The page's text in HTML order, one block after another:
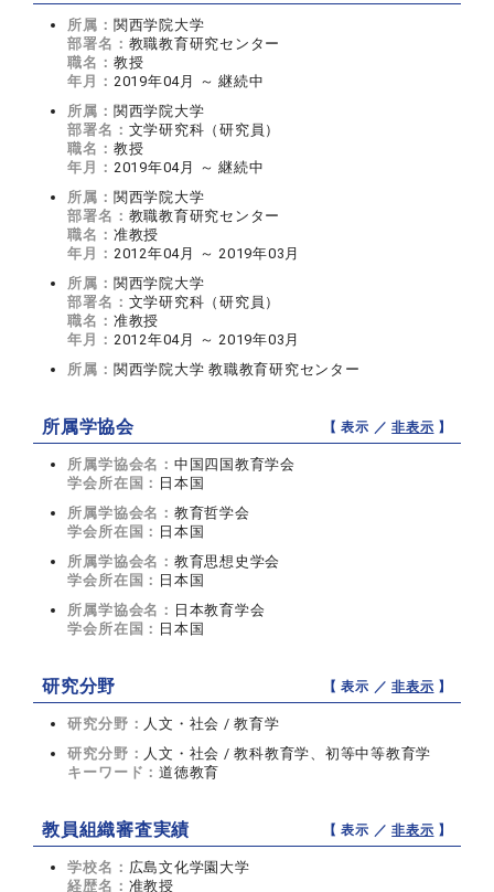
所属： 関西学院大学
部署名： 教職教育研究センター
職名： 教授
年月： 2019年04月 ～ 継続中
所属： 関西学院大学
部署名： 文学研究科（研究員）
職名： 教授
年月： 2019年04月 ～ 継続中
所属： 関西学院大学
部署名： 教職教育研究センター
職名： 准教授
年月： 2012年04月 ～ 2019年03月
所属： 関西学院大学
部署名： 文学研究科（研究員）
職名： 准教授
年月： 2012年04月 ～ 2019年03月
所属： 関西学院大学 教職教育研究センター
所属学協会 【 表示 ／非表示 】
所属学協会名： 中国四国教育学会
学会所在国： 日本国
所属学協会名： 教育哲学会
学会所在国： 日本国
所属学協会名： 教育思想史学会
学会所在国： 日本国
所属学協会名： 日本教育学会
学会所在国： 日本国
研究分野 【 表示 ／非表示 】
研究分野： 人文・社会 / 教育学
研究分野： 人文・社会 / 教科教育学、初等中等教育学
キーワード：道徳教育
教員組織審査実績 【 表示 ／非表示 】
学校名： 広島文化学園大学
経歴名： 准教授